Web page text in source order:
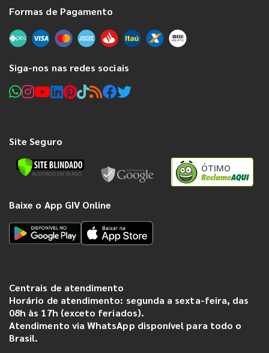
Formas de Pagamento
Siga-nos nas redes sociais
Site Seguro
ÓTIMO
Baixe o App GIV Online
Centrais de atendimento
Horário de atendimento: segunda a sexta-feira, das
08h às 17h (exceto feriados).
Atendimento via WhatsApp disponível para todo o
Brasil.